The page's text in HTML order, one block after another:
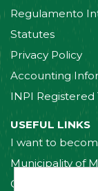
Regulamento
Statutes
Privacy Policy
Accounting
INPI
USEFUL LINKS
I want to
Municipality of
Contact us